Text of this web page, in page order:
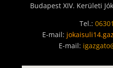
Budapest XIV. Kerületi
Tel.:
E-mail:
E-mail: